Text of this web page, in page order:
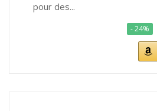
pour des...
- 24%